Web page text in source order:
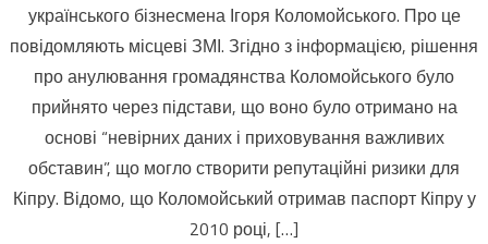
не
чекав.
Схожe,
у
українського бізнесмена Ігоря Коломойського. Про це
повідомляють місцеві ЗМІ. Згідно з інформацією, рішення
про анулювання громадянства Коломойського було
прийнято через підстави, що воно було отримано на
основі “невірних даних і приховування важливих
обставин”, що могло створити репутаційні ризики для
Кіпру. Відомо, що Коломойський отримав паспорт Кіпру у
2010 році, […]